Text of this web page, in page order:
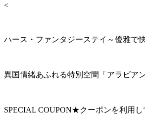
<
ハース・ファンタジーステイ～優雅で
異国情緒あふれる特別空間「アラビア
SPECIAL COUPON★クーポンを利用